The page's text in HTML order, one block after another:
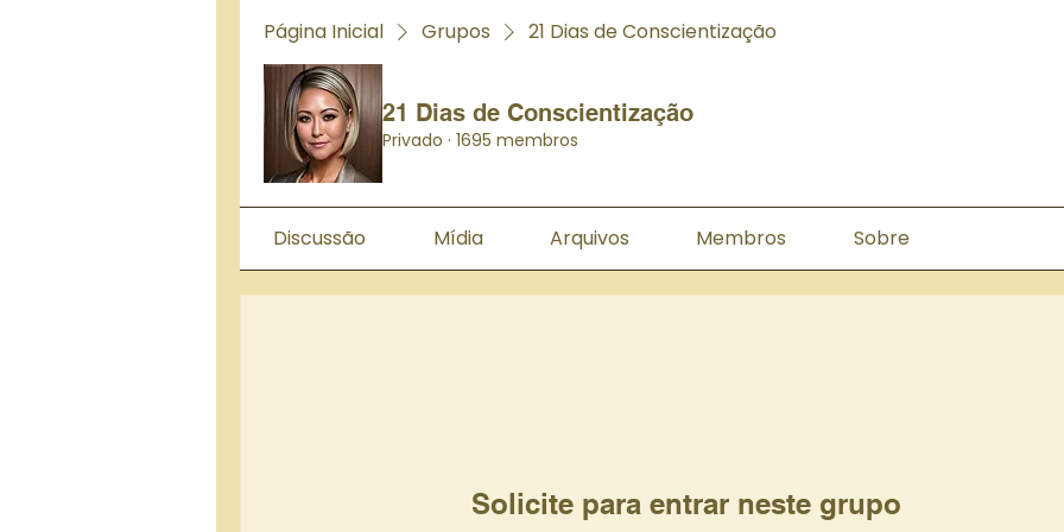
Página Inicial Grupos 21 Dias de Conscientização
21 Dias de Conscientização
Privado · 1695 membros
Discussão Mídia Arquivos Membros Sobre
Solicite para entrar neste grupo